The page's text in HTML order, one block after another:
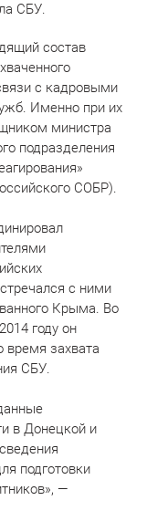
СБУ.
состав
с кадровыми
Именно при их
министра
подразделения
СОБР).
с ними
Крыма. Во
году он
время захвата
СБУ.
в Донецкой и
подготовки
—